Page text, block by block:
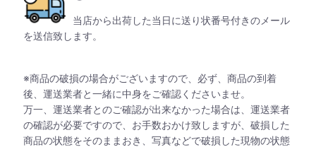
当店から出荷した当日に送り状番号付きのメール
を送信致します。
※商品の破損の場合がございますので、必ず、商品の到着
後、運送業者と一緒に中身をご確認くださいませ。
万一、運送業者とのご確認が出来なかった場合は、運送業者
の確認が必要ですので、お手数おかけ致しますが、破損した
商品の状態をそのままおき、写真などで破損した現物の状態